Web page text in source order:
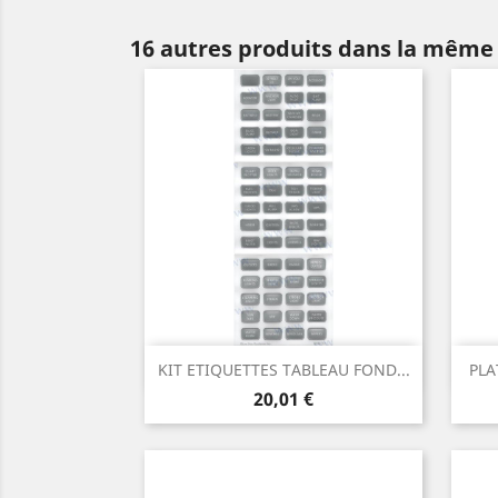
16 autres produits dans la
KIT ETIQUETTES TABLEAU FOND...
Prix
20,01 €
Aperçu rapide